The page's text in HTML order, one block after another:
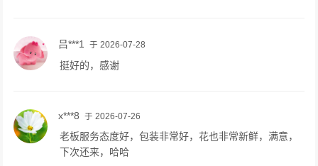
吕***1 于 2026-07-28
挺好的，感谢
x***8 于 2026-07-26
老板服务态度好，包装非常好，花也非常新鲜，满意，
下次还来，哈哈